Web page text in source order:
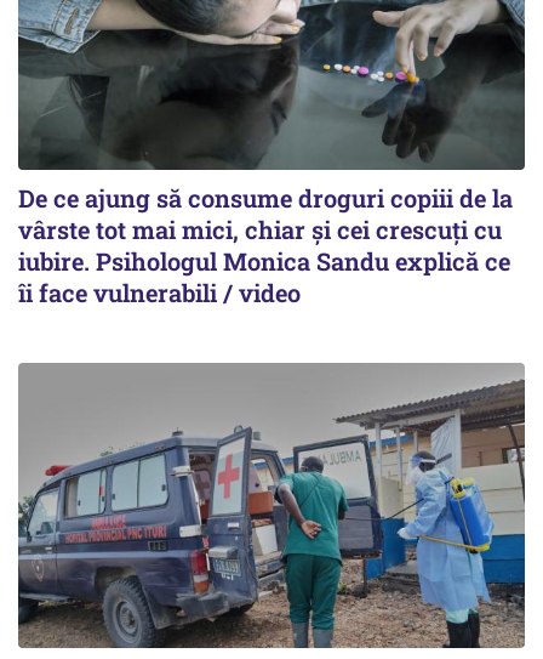
De ce ajung să consume droguri copiii de la
vârste tot mai mici, chiar și cei crescuți cu
iubire. Psihologul Monica Sandu explică ce
îi face vulnerabili / video